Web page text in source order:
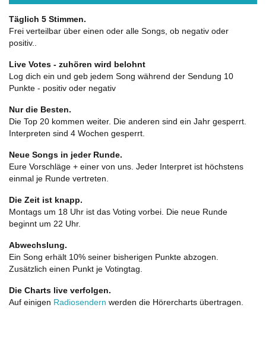
Täglich 5 Stimmen.
Frei verteilbar über einen oder alle Songs, ob negativ oder
positiv..
Live Votes - zuhören wird belohnt
Log dich ein und geb jedem Song während der Sendung 10
Punkte - positiv oder negativ
Nur die Besten.
Die Top 20 kommen weiter. Die anderen sind ein Jahr gesperrt.
Interpreten sind 4 Wochen gesperrt.
Neue Songs in jeder Runde.
Eure Vorschläge + einer von uns. Jeder Interpret ist höchstens
einmal je Runde vertreten.
Die Zeit ist knapp.
Montags um 18 Uhr ist das Voting vorbei. Die neue Runde
beginnt um 22 Uhr.
Abwechslung.
Ein Song erhält 10% seiner bisherigen Punkte abzogen.
Zusätzlich einen Punkt je Votingtag.
Die Charts live verfolgen.
Auf einigen Radiosendern werden die Hörercharts übertragen.